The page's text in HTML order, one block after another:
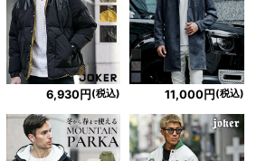
6,930円 (税込) 11,000円 (税込)